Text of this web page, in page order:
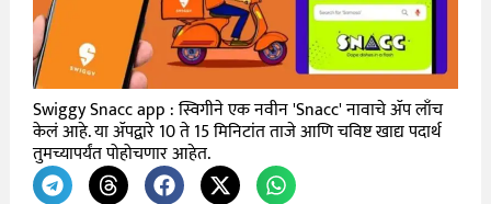
Swiggy Snacc app : स्विगीने एक नवीन 'Snacc' नावाचे ॲप लाँच
केलं आहे. या ॲपद्वारे 10 ते 15 मिनिटांत ताजे आणि चविष्ट खाद्य पदार्थ
तुमच्यापर्यंत पोहोचणार आहेत.